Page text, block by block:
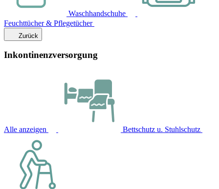
Waschhandschuhe
Feuchttücher & Pflegetücher
Zurück
Inkontinenzversorgung
Alle anzeigen Bettschutz u. Stuhlschutz